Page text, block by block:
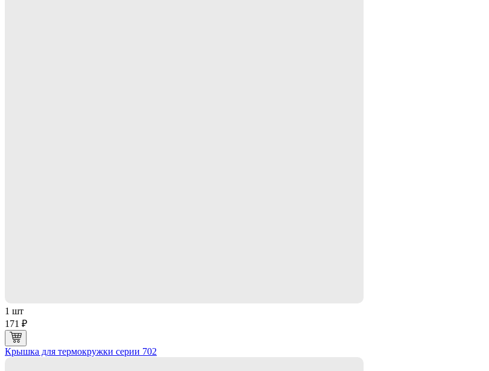
1 шт
171 ₽
Крышка для термокружки серии 702